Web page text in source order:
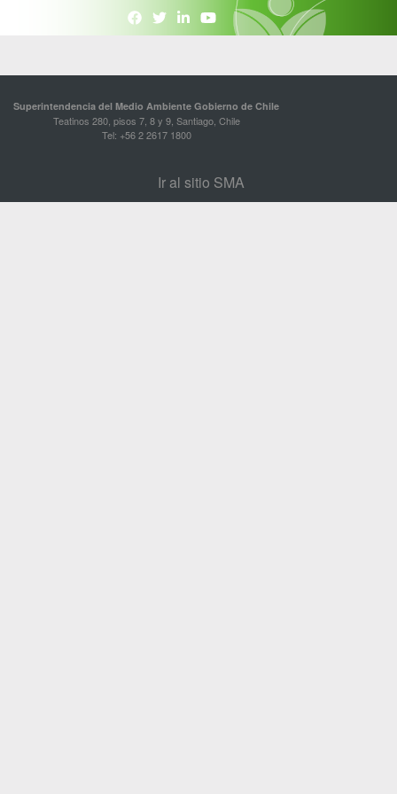
Superintendencia del Medio Ambiente Gobierno de Chile
Teatinos 280, pisos 7, 8 y 9, Santiago, Chile
Tel: +56 2 2617 1800
Ir al sitio SMA